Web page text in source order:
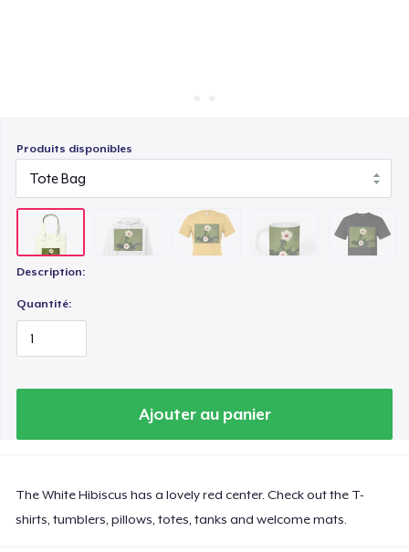
Produits disponibles
Description:
Quantité:
Ajouter au panier
The White Hibiscus has a lovely red center. Check out the T-
shirts, tumblers, pillows, totes, tanks and welcome mats.